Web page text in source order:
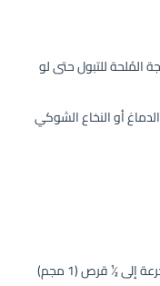
المُلحة للتبول حتى لو
أو النخاع الشوكي
يؤخذ قرص واحد من يوريكنترول 2 مجم مرتين يوميًا، وفي حالات أمراض الكلى والكبد، قد يقلل الطبيب الجرعة إلى ½ قرص (1 مجم)